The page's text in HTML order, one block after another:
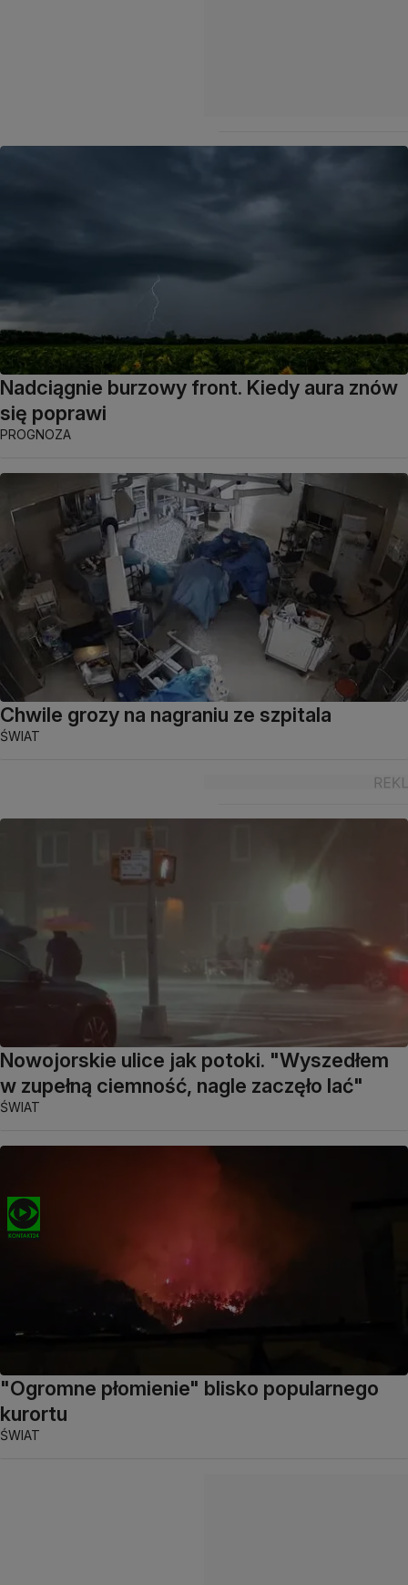
Nadciągnie burzowy front. Kiedy aura znów
się poprawi
PROGNOZA
Chwile grozy na nagraniu ze szpitala
ŚWIAT
Nowojorskie ulice jak potoki. "Wyszedłem
w zupełną ciemność, nagle zaczęło lać"
ŚWIAT
"Ogromne płomienie" blisko popularnego
kurortu
ŚWIAT